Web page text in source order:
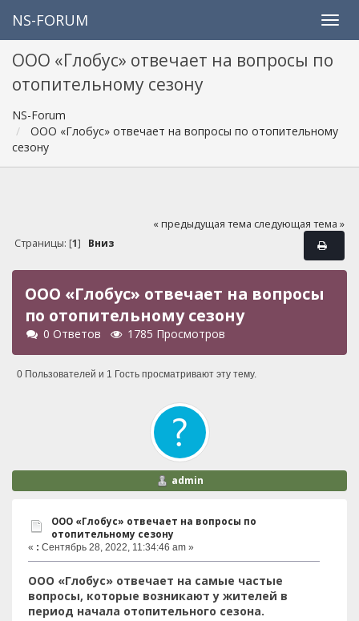
NS-FORUM
ООО «Глобус» отвечает на вопросы по
отопительному сезону
NS-Forum
ООО «Глобус» отвечает на вопросы по отопительному
сезону
« предыдущая тема следующая тема »
Страницы: [1] Вниз
ООО «Глобус» отвечает на вопросы
по отопительному сезону
0 Ответов 1785 Просмотров
0 Пользователей и 1 Гость просматривают эту тему.
admin
ООО «Глобус» отвечает на вопросы по
отопительному сезону
« : Сентябрь 28, 2022, 11:34:46 am »
ООО «Глобус» отвечает на самые частые
вопросы, которые возникают у жителей в
период начала отопительного сезона.